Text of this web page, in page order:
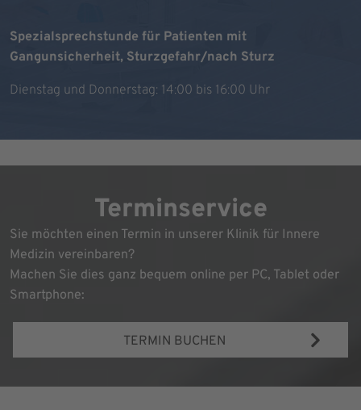
Spezialsprechstunde für Patienten mit
Gangunsicherheit, Sturzgefahr/nach Sturz
Dienstag und Donnerstag: 14:00 bis 16:00 Uhr
Terminservice
Sie möchten einen Termin in unserer Klinik für Innere
Medizin vereinbaren?
Machen Sie dies ganz bequem online per PC, Tablet oder
Smartphone:
TERMIN BUCHEN